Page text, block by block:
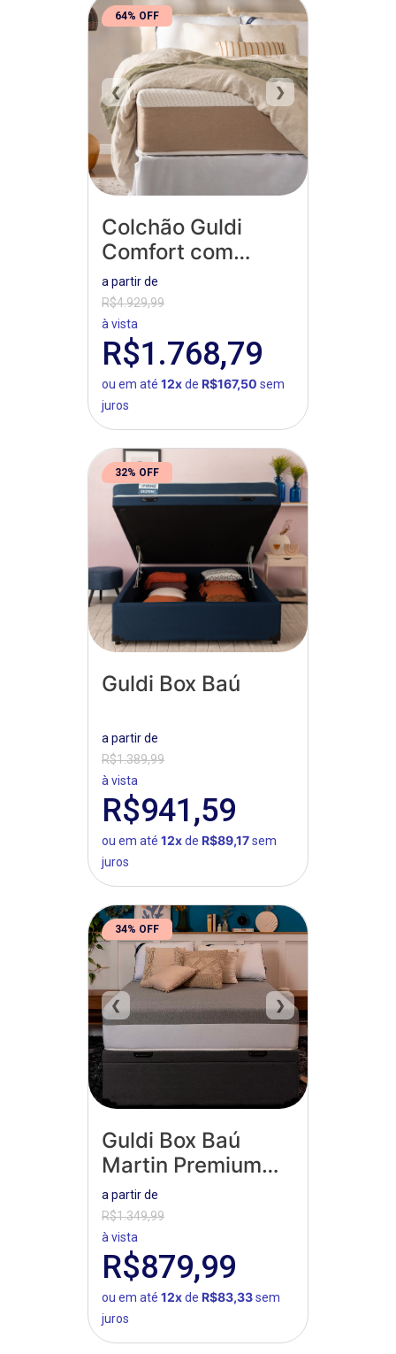
64% OFF
❮ ❯
Colchão Guldi
Comfort com
Massageador
Quântico
a partir de
R$4.929,99
à vista
R$1.768,79
ou em até 12xde R$167,50 sem
juros
32% OFF
Guldi Box Baú
a partir de
R$1.389,99
à vista
R$941,59
ou em até 12xde R$89,17sem
juros
34% OFF
❮ ❯
Guldi Box Baú
Martin Premium
Suede
a partir de
R$1.349,99
à vista
R$879,99
ou em até 12xde R$83,33sem
juros